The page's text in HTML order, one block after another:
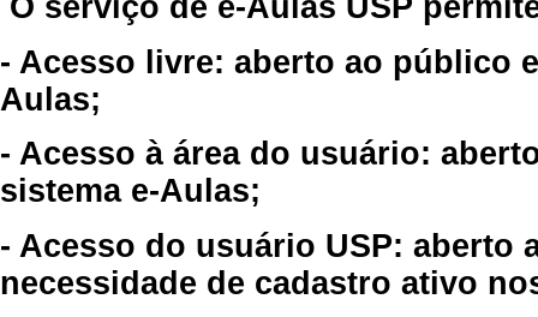
O serviço de e-Aulas USP
- Acesso livre: aberto ao público
Aulas;
- Acesso à área do usuário:
sistema e-Aulas;
- Acesso do usuário USP: aberto
necessidade de cadastro ativo